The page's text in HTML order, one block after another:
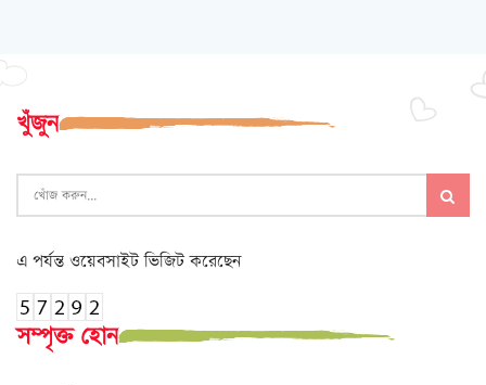
খুঁজুন
এ পর্যন্ত ওয়েবসাইট ভিজিট করেছেন
সম্পৃক্ত হোন